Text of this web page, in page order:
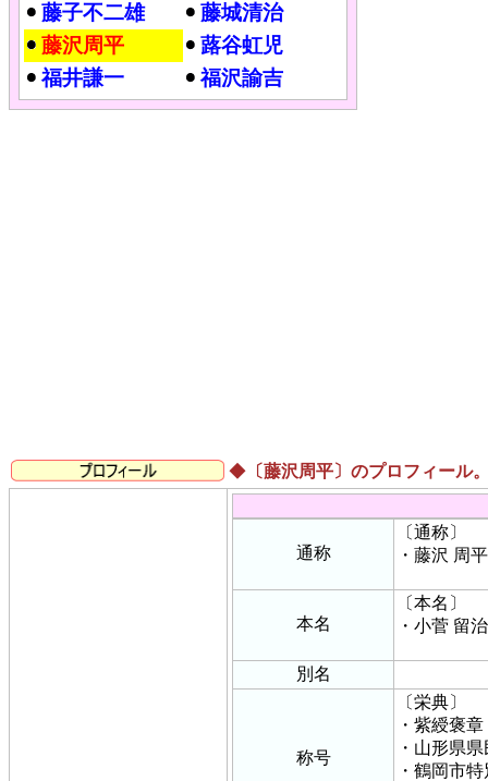
藤子不二雄
藤城清治
藤沢周平
蕗谷虹児
福井謙一
福沢諭吉
◆ 〔藤沢周平〕のプロフィール
通称
〔通称〕
・藤沢 周
本名
〔本名〕
・小菅 留
別名
称号
〔栄典〕
・紫綬褒章
・山形県
・鶴岡市